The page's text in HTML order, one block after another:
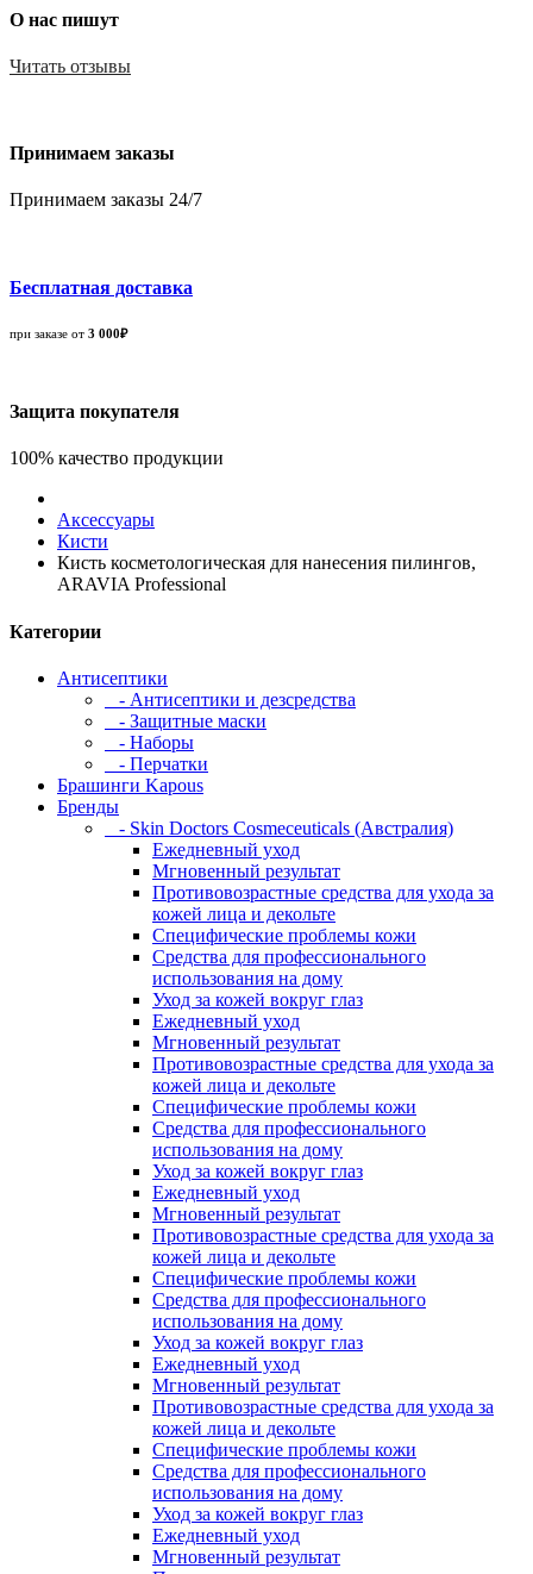
О нас пишут
Читать отзывы
Принимаем заказы
Принимаем заказы 24/7
Бесплатная доставка
при заказе от 3 000₽
Защита покупателя
100% качество продукции
Аксессуары
Кисти
Кисть косметологическая для нанесения пилингов,
ARAVIA Professional
Категории
Антисептики
- Антисептики и дезсредства
- Защитные маски
- Наборы
- Перчатки
Брашинги Kapous
Бренды
- Skin Doctors Cosmeceuticals (Австралия)
Ежедневный уход
Мгновенный результат
Противовозрастные средства для ухода за
кожей лица и декольте
Специфические проблемы кожи
Средства для профессионального
использования на дому
Уход за кожей вокруг глаз
Ежедневный уход
Мгновенный результат
Противовозрастные средства для ухода за
кожей лица и декольте
Специфические проблемы кожи
Средства для профессионального
использования на дому
Уход за кожей вокруг глаз
Ежедневный уход
Мгновенный результат
Противовозрастные средства для ухода за
кожей лица и декольте
Специфические проблемы кожи
Средства для профессионального
использования на дому
Уход за кожей вокруг глаз
Ежедневный уход
Мгновенный результат
Противовозрастные средства для ухода за
кожей лица и декольте
Специфические проблемы кожи
Средства для профессионального
использования на дому
Уход за кожей вокруг глаз
Ежедневный уход
Мгновенный результат